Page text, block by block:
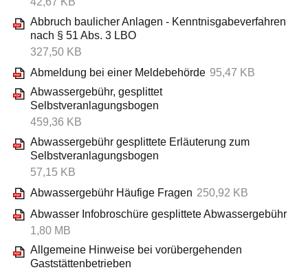
Abbruch baulicher Anlagen - Kenntnisgabeverfahren
nach § 51 Abs. 3 LBO
327,50 KB
Abmeldung bei einer Meldebehörde 95,47 KB
Abwassergebühr, gesplittet
Selbstveranlagungsbogen
459,36 KB
Abwassergebühr gesplittete Erläuterung zum
Selbstveranlagungsbogen
57,15 KB
Abwassergebühr Häufige Fragen 250,92 KB
Abwasser Infobroschüre gesplittete Abwassergebühr
1,80 MB
Allgemeine Hinweise bei vorübergehenden
Gaststättenbetrieben